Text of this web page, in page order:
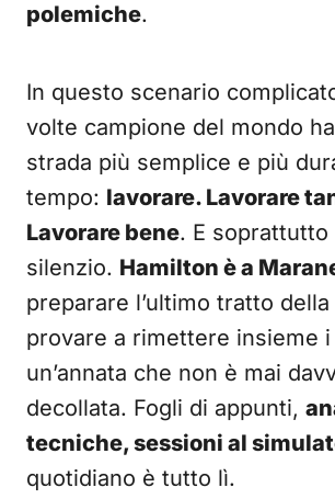
polemiche.
In questo scenario
volte campione del mondo
strada più semplice e più
tempo: lavorare. Lavorare
Lavorare bene. E soprattutto
silenzio. Hamilton è a
preparare l’ultimo tratto
provare a rimettere insieme
un’annata che non è mai
decollata. Fogli di appunti,
tecniche, sessioni al
quotidiano è tutto lì.